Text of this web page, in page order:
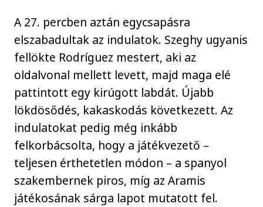
A 27. percben aztán egycsapásra
elszabadultak az indulatok. Szeghy ugyanis
fellökte Rodríguez mestert, aki az
oldalvonal mellett levett, majd maga elé
pattintott egy kirúgott labdát. Újabb
lökdösődés, kakaskodás következett. Az
indulatokat pedig még inkább
felkorbácsolta, hogy a játékvezető –
teljesen érthetetlen módon – a spanyol
szakembernek piros, míg az Aramis
játékosának sárga lapot mutatott fel.